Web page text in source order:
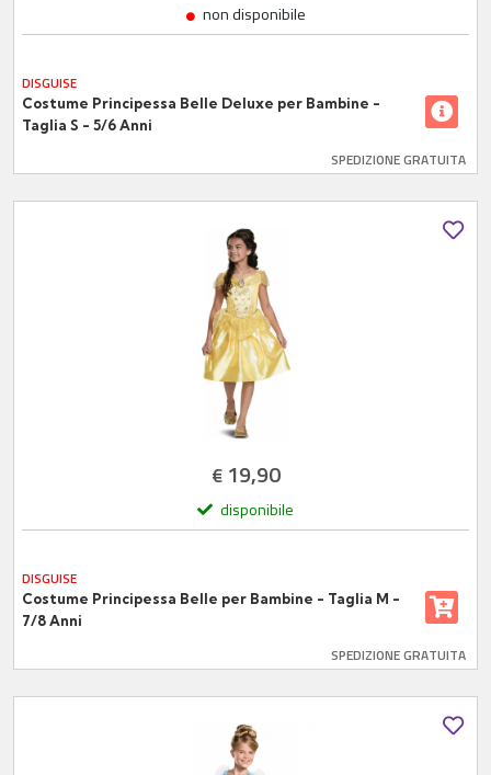
non disponibile
DISGUISE
Costume Principessa Belle Deluxe per Bambine -
Taglia S - 5/6 Anni
SPEDIZIONE GRATUITA
€19,90
disponibile
DISGUISE
Costume Principessa Belle per Bambine - Taglia M -
7/8 Anni
SPEDIZIONE GRATUITA